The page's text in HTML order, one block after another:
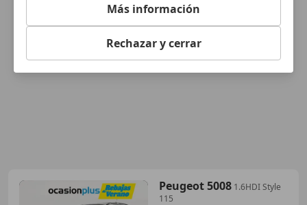
Peugeot 5008 1.6HDI Style
115
Más información
Rechazar y cerrar